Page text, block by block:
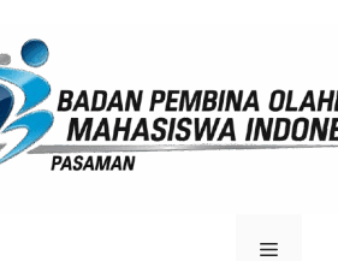
Menu